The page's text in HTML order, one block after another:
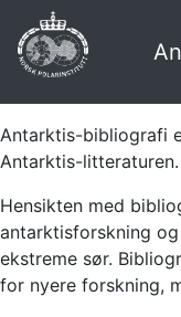
Antarktis-bibliografi
Antarktis-litteraturen.
Hensikten med
antarktisforskning
ekstreme sør.
for nyere forskning,